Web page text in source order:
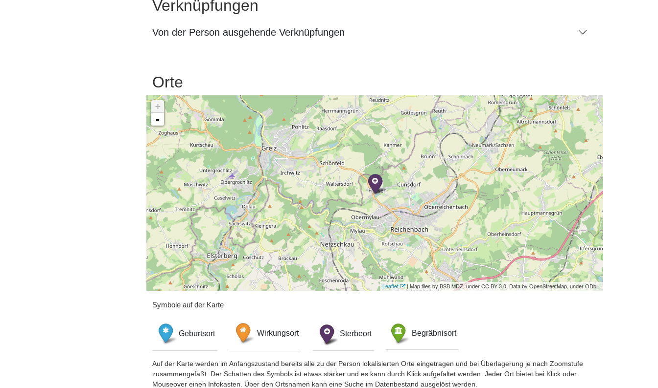
Verknüpfungen
Von der Person ausgehende Verknüpfungen
Orte
+
-
Leaflet | Map tiles by BSB MDZ, under CC BY 3.0. Data by OpenStreetMap, under ODbL.
Symbole auf der Karte
Geburtsort Wirkungsort Sterbeort Begräbnisort
Auf der Karte werden im Anfangszustand bereits alle zu der Person lokalisierten Orte eingetragen und bei Überlagerung je nach Zoomstufe
zusammengefaßt. Der Schatten des Symbols ist etwas stärker und es kann durch Klick aufgefaltet werden. Jeder Ort bietet bei Klick oder
Mouseover einen Infokasten. Über den Ortsnamen kann eine Suche im Datenbestand ausgelöst werden.